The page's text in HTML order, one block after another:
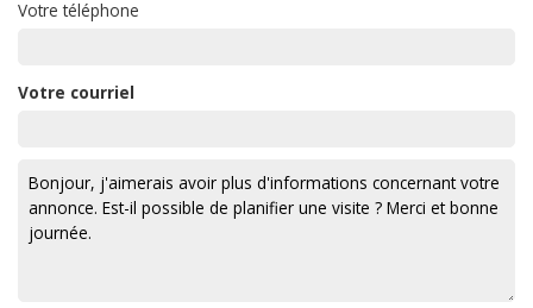
Votre téléphone
Votre courriel